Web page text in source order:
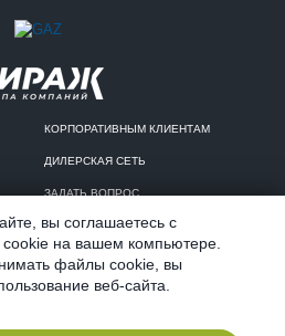
КОРПОРАТИВНЫМ КЛИЕНТАМ
ДИЛЕРСКАЯ СЕТЬ
ЗАДАТЬ ВОПРОС
КОНФИДЕНЦИАЛЬНОСТЬ
2019 ©
вы соглашаетесь с
на вашем компьютере.
файлы cookie, вы
веб-сайта.